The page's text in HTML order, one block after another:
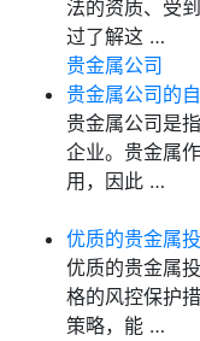
法的资质、受
过了解这 …
贵金属公司
贵金属公司的
贵金属公司是
企业。贵金属
用，因此 …
优质的贵金属
优质的贵金属
格的风控保护
策略，能 …